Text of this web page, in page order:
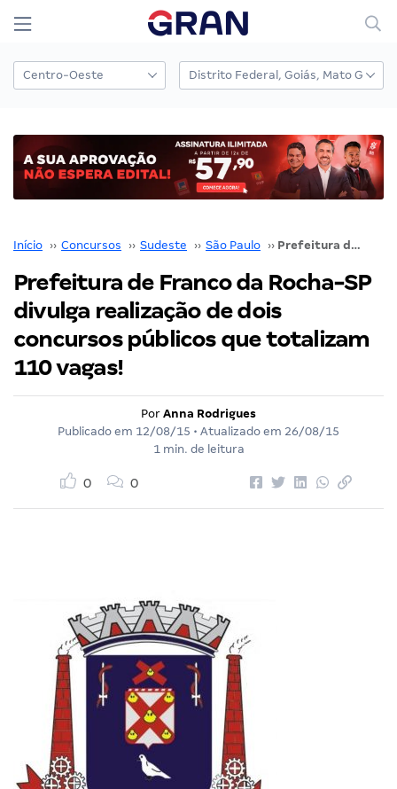
Início ›› Concursos ›› Sudeste ›› São Paulo ›› Prefeitura de Franco da Rocha-SP divulga realização de dois concursos públicos que totalizam 110 vagas!
Prefeitura de Franco da Rocha-SP
divulga realização de dois
concursos públicos que totalizam
110 vagas!
Por Anna Rodrigues
Publicado em 12/08/15 • Atualizado em 26/08/15
1 min. de leitura
0 0